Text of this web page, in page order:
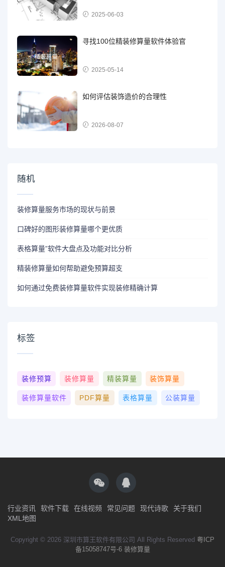
2025-06-03
寻找100位精装修算量软件体验官
2025-05-14
如何评估装饰造价的合理性
2026-08-07
随机
装修算量服务市场的现状与前景
口碑好的图形装修算量哪个更优质
表格算量”软件大盘点及功能对比分析
精装修算量如何帮助避免预算超支
如何通过免费装修算量软件实现装修精确计算
标签
装修预算 装修算量 精装算量 装饰算量
装修算量软件 PDF算量 表格算量 公装算量
行业资讯 软件下载 在线视频 常见问题 现代诗歌
关于我们
XML地图
Copyright © 2026 深圳市算王软件有限公司 All Rights Reserved 粤ICP
备15058747号-6 装修算量